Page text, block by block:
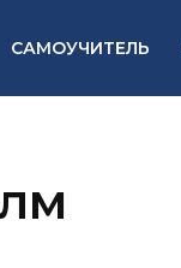
САМОУЧИТЕЛЬ